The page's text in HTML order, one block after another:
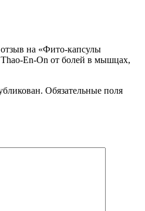
на «Фито-капсулы
En-On от болей в мышцах,
Обязательные поля